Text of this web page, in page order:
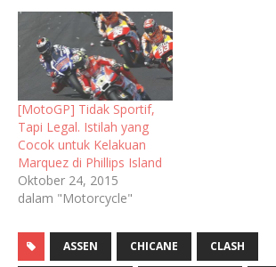
[MotoGP] Tidak Sportif,
Tapi Legal. Istilah yang
Cocok untuk Kelakuan
Marquez di Phillips Island
Oktober 24, 2015
dalam "Motorcycle"
ASSEN CHICANE CLASH